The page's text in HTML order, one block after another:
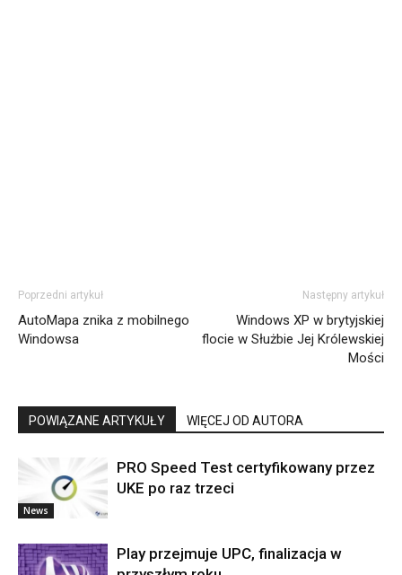
Poprzedni artykuł
AutoMapa znika z mobilnego
Windowsa
Następny artykuł
Windows XP w brytyjskiej
flocie w Służbie Jej Królewskiej
Mości
POWIĄZANE ARTYKUŁY WIĘCEJ OD AUTORA
News
PRO Speed Test certyfikowany przez
UKE po raz trzeci
Play przejmuje UPC, finalizacja w